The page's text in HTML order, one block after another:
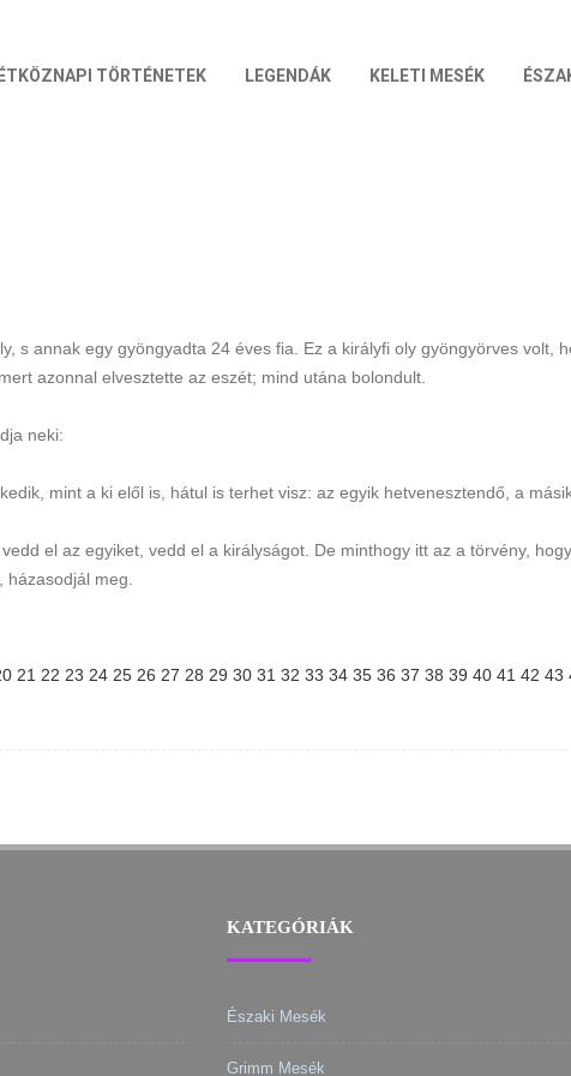
TÖRTÉNETEK LEGENDÁK KELETI MESÉK
s annak egy gyöngyadta 24 éves fia. Ez a királyfi oly gyöngyörves volt,
azonnal elvesztette az eszét; mind utána bolondult.
neki:
mint a ki elől is, hátul is terhet visz: az egyik hetvenesztendő, a
el az egyiket, vedd el a királyságot. De minthogy itt az a törvény,
meg.
21 22 23 24 25 26 27 28 29 30 31 32 33 34 35 36 37 38 39 40 41 42 43
KATEGÓRIÁK
Északi Mesék
Grimm Mesék